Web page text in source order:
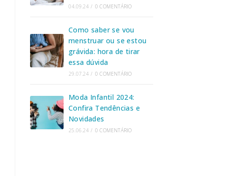
04.09.24 / 0 COMENTÁRIO
Como saber se vou
menstruar ou se estou
grávida: hora de tirar
essa dúvida
29.07.24 / 0 COMENTÁRIO
Moda Infantil 2024:
Confira Tendências e
Novidades
25.06.24 / 0 COMENTÁRIO